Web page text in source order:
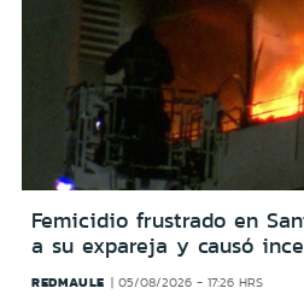
Femicidio frustrado en
a su expareja y causó
REDMAULE 05/08/2026 - 17:26 HRS